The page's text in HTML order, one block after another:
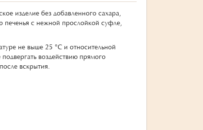
изделие без добавленного сахара,
печенья с нежной прослойкой суфле,
не выше 25 °C и относительной
воздействию прямого
вскрытия.